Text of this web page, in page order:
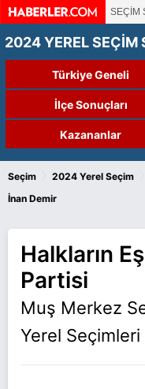
SEÇİM
2024 YEREL SEÇİM
Türkiye Geneli
İlçe Sonuçları
Kazananlar
Seçim 2024 Yerel Seçim
İnan Demir
Halkların
Partisi
Muş Merkez
Yerel Seçimleri